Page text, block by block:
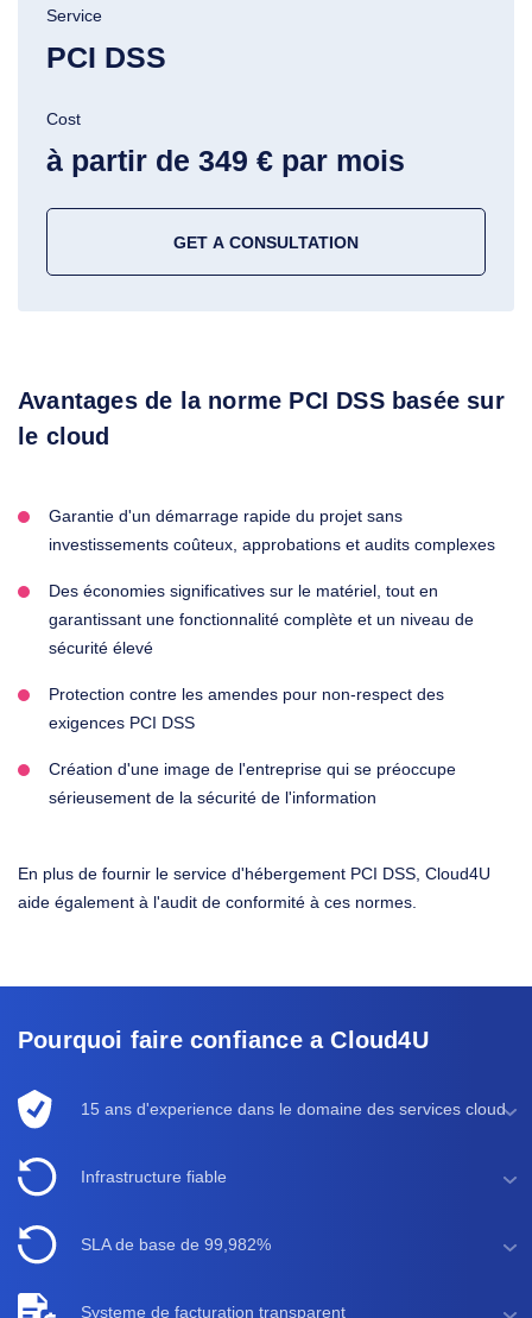
Service
PCI DSS
Cost
à partir de 349 € par mois
GET A CONSULTATION
Avantages de la norme PCI DSS basée sur
le cloud
Garantie d'un démarrage rapide du projet sans
investissements coûteux, approbations et audits complexes
Des économies significatives sur le matériel, tout en
garantissant une fonctionnalité complète et un niveau de
sécurité élevé
Protection contre les amendes pour non-respect des
exigences PCI DSS
Création d'une image de l'entreprise qui se préoccupe
sérieusement de la sécurité de l'information
En plus de fournir le service d'hébergement PCI DSS, Cloud4U
aide également à l'audit de conformité à ces normes.
Pourquoi faire confiance a Cloud4U
15 ans d'experience dans le domaine des services cloud
Infrastructure fiable
SLA de base de 99,982%
Systeme de facturation transparent